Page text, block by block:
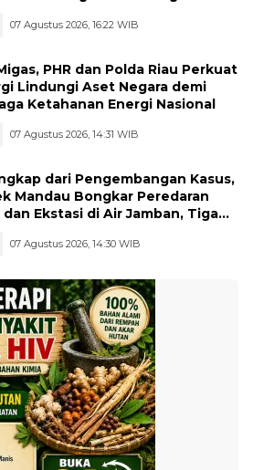
07 Agustus 2026, 16:22 WIB
PHR dan Polda Riau Perkuat
Lindungi Aset Negara demi
Ketahanan Energi Nasional
07 Agustus 2026, 14:31 WIB
dari Pengembangan Kasus,
Mandau Bongkar Peredaran
dan Ekstasi di Air Jamban, Tiga
07 Agustus 2026, 14:30 WIB